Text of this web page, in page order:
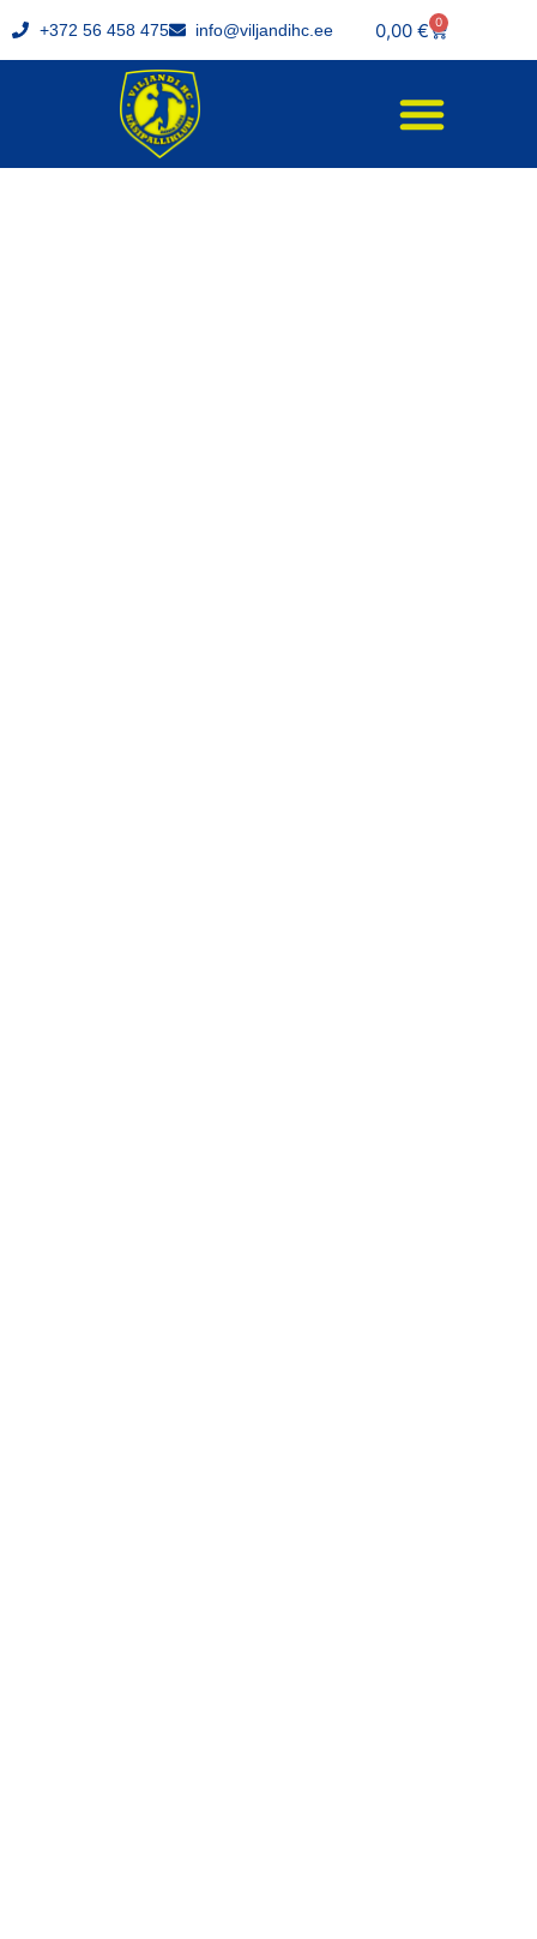
+372 56 458 475 info@viljandihc.ee 0,00 € 0